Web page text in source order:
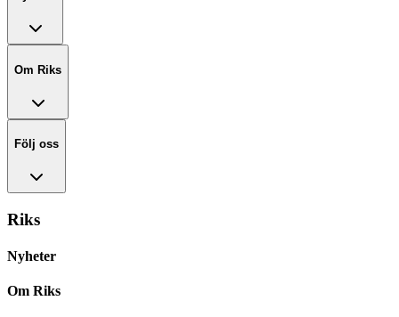
Om Riks
Följ oss
Riks
Nyheter
Om Riks